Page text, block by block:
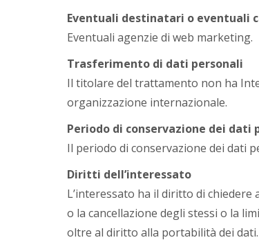
Eventuali destinatari o eventuali
Eventuali agenzie di web marketing.
Trasferimento di dati personali
Il titolare del trattamento non ha
organizzazione internazionale.
Periodo di conservazione dei dati
Il periodo di conservazione dei dati
Diritti dell’interessato
L’interessato ha il diritto di
o la cancellazione degli stessi o la
oltre al diritto alla portabilità dei dati.